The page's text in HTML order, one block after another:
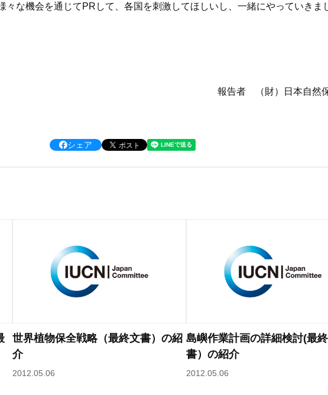
々な機会を通じてPRして、各国を刺激してほしいし、一緒にやっていきま
報告者 （財）日本自然
シェア
世界植物保全戦略（最終文書）の紹
介
2012.05.06
島嶼作業計画の詳細検討(最
書）の紹介
2012.05.06